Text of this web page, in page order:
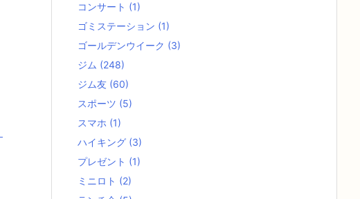
コンサート (1)
ゴミステーション (1)
ゴールデンウイーク (3)
ジム (248)
ジム友 (60)
スポーツ (5)
スマホ (1)
ハイキング (3)
プレゼント (1)
ミニロト (2)